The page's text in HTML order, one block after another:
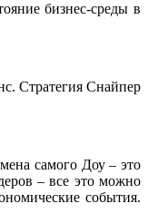
бизнес-среды в
Стратегия Снайпер
самого Доу – это
– все это можно
события.